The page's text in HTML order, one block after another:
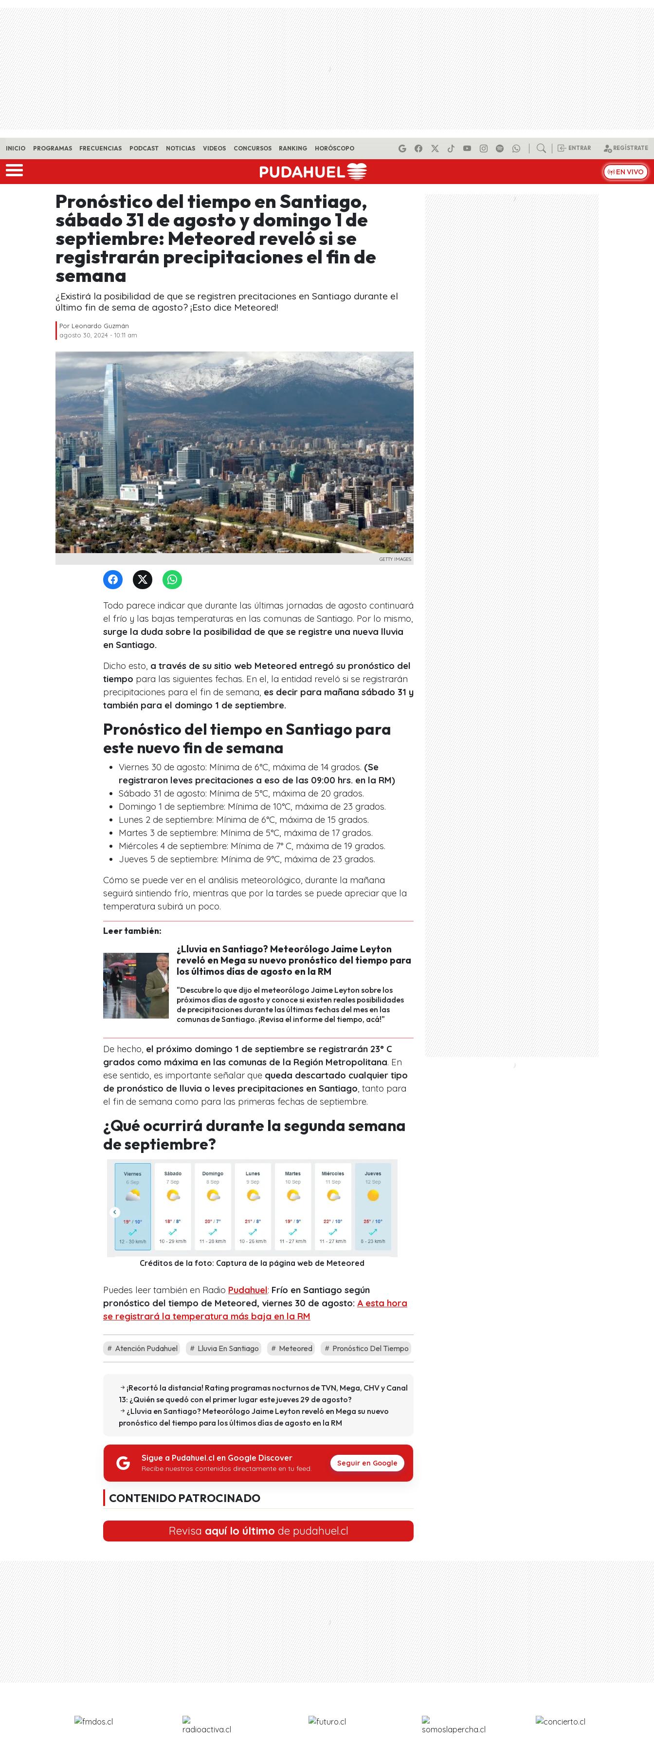
Skip to main content
INICIO PROGRAMAS FRECUENCIAS PODCAST NOTICIAS VIDEOS CONCURSOS RANKING HORÓSCOPO ENTRAR REGÍSTRATE
EN VIVO
Pronóstico del tiempo en Santiago,
sábado 31 de agosto y domingo 1 de
septiembre: Meteored reveló si se
registrarán precipitaciones el fin de
semana
¿Existirá la posibilidad de que se registren precitaciones en Santiago durante el
último fin de sema de agosto? ¡Esto dice Meteored!
Por Leonardo Guzmán
agosto 30, 2024 - 10:11 am
GETTY IMAGES
Todo parece indicar que durante las últimas jornadas de agosto continuará
el frío y las bajas temperaturas en las comunas de Santiago. Por lo mismo,
surge la duda sobre la posibilidad de que se registre una nueva lluvia
en Santiago.
Dicho esto, a través de su sitio web Meteored entregó su pronóstico del
tiempo para las siguientes fechas. En el, la entidad reveló si se registrarán
precipitaciones para el fin de semana, es decir para mañana sábado 31 y
también para el domingo 1 de septiembre.
Pronóstico del tiempo en Santiago para
este nuevo fin de semana
Viernes 30 de agosto: Mínima de 6°C, máxima de 14 grados. (Se
registraron leves precitaciones a eso de las 09:00 hrs. en la RM)
Sábado 31 de agosto: Mínima de 5°C, máxima de 20 grados.
Domingo 1 de septiembre: Mínima de 10°C, máxima de 23 grados.
Lunes 2 de septiembre: Mínima de 6°C, máxima de 15 grados.
Martes 3 de septiembre: Mínima de 5°C, máxima de 17 grados.
Miércoles 4 de septiembre: Mínima de 7° C, máxima de 19 grados.
Jueves 5 de septiembre: Mínima de 9°C, máxima de 23 grados.
Cómo se puede ver en el análisis meteorológico, durante la mañana
seguirá sintiendo frío, mientras que por la tardes se puede apreciar que la
temperatura subirá un poco.
Leer también:
¿Lluvia en Santiago? Meteorólogo Jaime Leyton
reveló en Mega su nuevo pronóstico del tiempo para
los últimos días de agosto en la RM
"Descubre lo que dijo el meteorólogo Jaime Leyton sobre los
próximos días de agosto y conoce si existen reales posibilidades
de precipitaciones durante las últimas fechas del mes en las
comunas de Santiago. ¡Revisa el informe del tiempo, acá!"
De hecho, el próximo domingo 1 de septiembre se registrarán 23° C
grados como máxima en las comunas de la Región Metropolitana. En
ese sentido, es importante señalar que queda descartado cualquier tipo
de pronóstico de lluvia o leves precipitaciones en Santiago , tanto para
el fin de semana como para las primeras fechas de septiembre.
¿Qué ocurrirá durante la segunda semana
de septiembre?
Créditos de la foto: Captura de la página web de Meteored
Puedes leer también en Radio Pudahuel: Frío en Santiago según
pronóstico del tiempo de Meteored, viernes 30 de agosto: A esta hora
se registrará la temperatura más baja en la RM
Atención Pudahuel Lluvia En Santiago Meteored Pronóstico Del Tiempo
¡Recortó la distancia! Rating programas nocturnos de TVN, Mega, CHV y Canal
13: ¿Quién se quedó con el primer lugar este jueves 29 de agosto?
¿Lluvia en Santiago? Meteorólogo Jaime Leyton reveló en Mega su nuevo
pronóstico del tiempo para los últimos días de agosto en la RM
Sigue a Pudahuel.cl en Google Discover
Recibe nuestros contenidos directamente en tu feed.
Seguir en Google
CONTENIDO PATROCINADO
Revisa aquí lo último de pudahuel.cl